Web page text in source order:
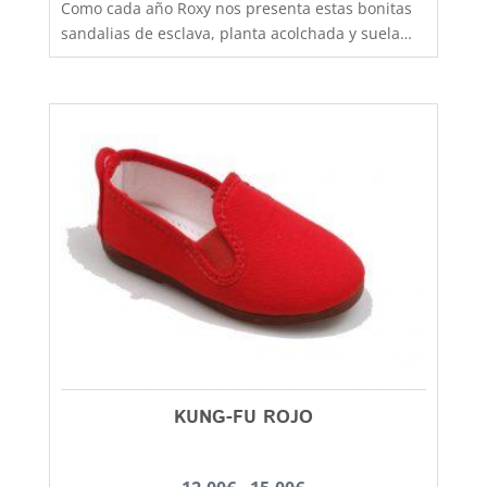
Como cada año Roxy nos presenta estas bonitas
sandalias de esclava, planta acolchada y suela
antideslizante, cuidando al máximo la calidad de
que podras perfectamente utilizarla también
estilo boho-chic con tira lisa que le da ese toque
practico, alegre y junenil que requieren tus looks
mas veraniegos. Este bonito modelo lo tienes
disponible desde la talla 36 hasta la 42, zapatos
bonitos para gente divertida, aquí en Capitán
Mlaspina la mejor calidad al mejor precio y con el
primer cambio siempre gratis.
KUNG-FU ROJO